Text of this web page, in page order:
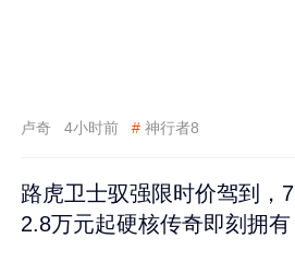
卢奇 4小时前 # 神行者8
路虎卫士驭强限时价驾到，7
2.8万元起硬核传奇即刻拥有